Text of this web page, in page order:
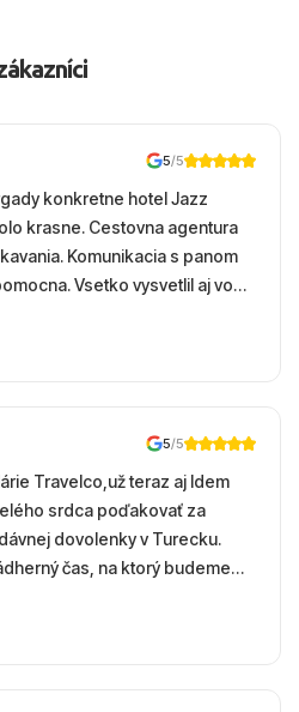
5/5
konkretne hotel Jazz
krasne. Cestovna agentura
Komunikacia s panom
Vsetko vysvetlil aj vo
ospravedlnujem. Hotel
prostredie, more,
5/5
Travelco,už teraz aj Idem
srdca poďakovať za
dovolenky v Turecku.
čas, na ktorý budeme
​Všetko prebehlo
výberu zájazdu, cez